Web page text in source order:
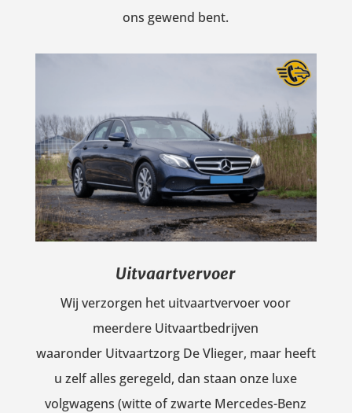
ons gewend bent.
Uitvaartvervoer
Wij verzorgen het uitvaartvervoer voor
meerdere Uitvaartbedrijven
waaronder Uitvaartzorg De Vlieger, maar heeft
u zelf alles geregeld, dan staan onze luxe
volgwagens (witte of zwarte Mercedes-Benz